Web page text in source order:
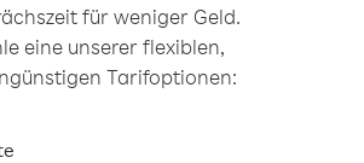
für weniger Geld.
eine unserer flexiblen,
Tarifoptionen: